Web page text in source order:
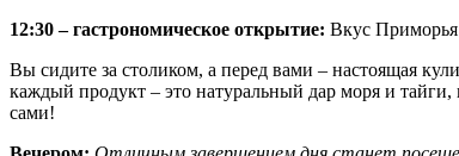
12:30 – гастрономическое открытие: Вкус
Вы сидите за столиком, а перед вами – настоящая
каждый продукт – это натуральный дар моря и
сами!